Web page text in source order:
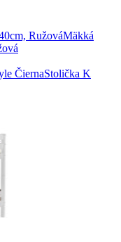
Mäkká
Stolička K